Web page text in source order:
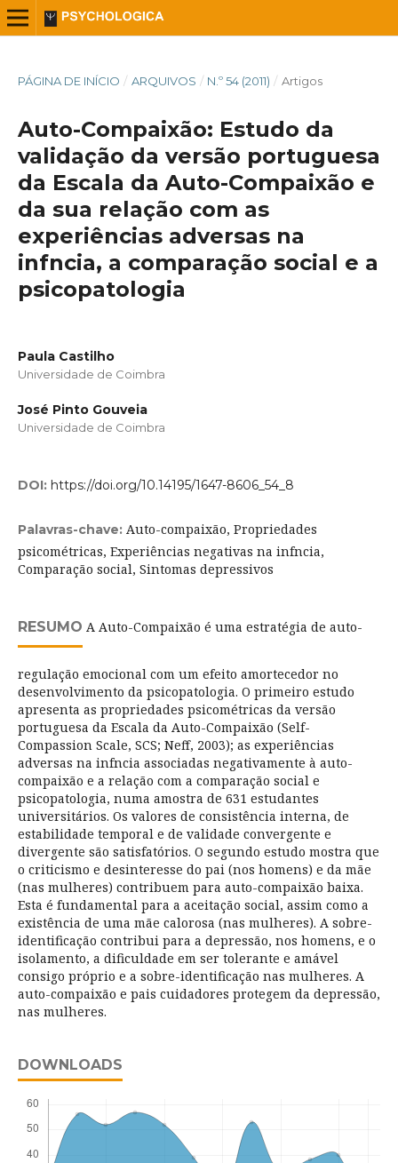
PÁGINA DE INÍCIO / ARQUIVOS / N.º 54 (2011) / Artigos
Auto-Compaixão: Estudo da
validação da versão portuguesa
da Escala da Auto-Compaixão e
da sua relação com as
experiências adversas na
infncia, a comparação social e a
psicopatologia
Paula Castilho
Universidade de Coimbra
José Pinto Gouveia
Universidade de Coimbra
DOI: https://doi.org/10.14195/1647-8606_54_8
Palavras-chave: Auto-compaixão, Propriedades
psicométricas, Experiências negativas na infncia,
Comparação social, Sintomas depressivos
RESUMO A Auto-Compaixão é uma estratégia de auto-
regulação emocional com um efeito amortecedor no
desenvolvimento da psicopatologia. O primeiro estudo
apresenta as propriedades psicométricas da versão
portuguesa da Escala da Auto-Compaixão (Self-
Compassion Scale, SCS; Neff, 2003); as experiências
adversas na infncia associadas negativamente à auto-
compaixão e a relação com a comparação social e
psicopatologia, numa amostra de 631 estudantes
universitários. Os valores de consistência interna, de
estabilidade temporal e de validade convergente e
divergente são satisfatórios. O segundo estudo mostra que
o criticismo e desinteresse do pai (nos homens) e da mãe
(nas mulheres) contribuem para auto-compaixão baixa.
Esta é fundamental para a aceitação social, assim como a
existência de uma mãe calorosa (nas mulheres). A sobre-
identificação contribui para a depressão, nos homens, e o
isolamento, a dificuldade em ser tolerante e amável
consigo próprio e a sobre-identificação nas mulheres. A
auto-compaixão e pais cuidadores protegem da depressão,
nas mulheres.
DOWNLOADS